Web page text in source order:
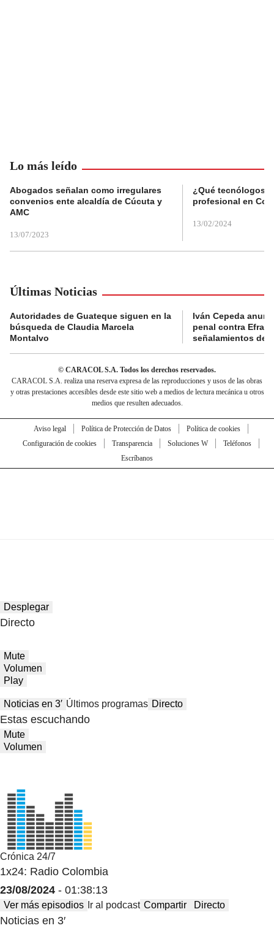
Lo más leído
Abogados señalan como irregulares
convenios ente alcaldía de Cúcuta y
AMC
13/07/2023
¿Qué tecnólogos
profesional en
13/02/2024
Últimas Noticias
Autoridades de Guateque siguen en la
búsqueda de Claudia Marcela
Montalvo
Iván Cepeda
penal contra
señalamientos de
© CARACOL S.A. Todos los derechos reservados.
CARACOL S.A. realiza una reserva expresa de las reproducciones y usos de las obras
y otras prestaciones accesibles desde este sitio web a medios de lectura mecánica u otros
medios que resulten adecuados.
Aviso legal Política de Protección de Datos
Política de cookies
Configuración de cookies
Transparencia Soluciones W
Teléfonos
Escríbanos
Desplegar
Directo
Mute
Volumen
Play
Noticias en 3′ Últimos programas Directo
Estas escuchando
Mute
Volumen
Crónica 24/7
1x24: Radio Colombia
23/08/2024 - 01:38:13
Ver más episodios Ir al podcast Compartir Directo
Noticias en 3′